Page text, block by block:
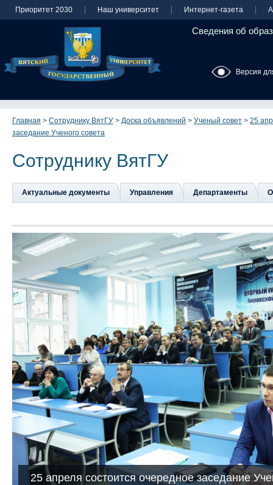
Приоритет 2030 Наш университет Интернет-газета
Сведения об
Версия
Главная > Сотруднику ВятГУ > Доска объявлений > Ученый совет > 25
заседание Ученого совета
Сотруднику ВятГУ
Актуальные документы Управления Департаменты
25 апреля состоится очередное заседание